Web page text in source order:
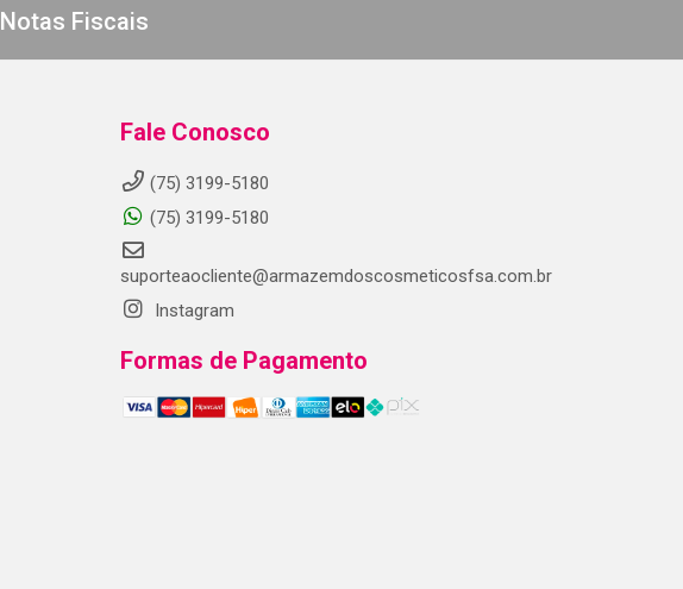
Notas Fiscais
Fale Conosco
(75) 3199-5180
(75) 3199-5180
suporteaocliente@armazemdoscosmeticosfsa.com.br
Instagram
Formas de Pagamento